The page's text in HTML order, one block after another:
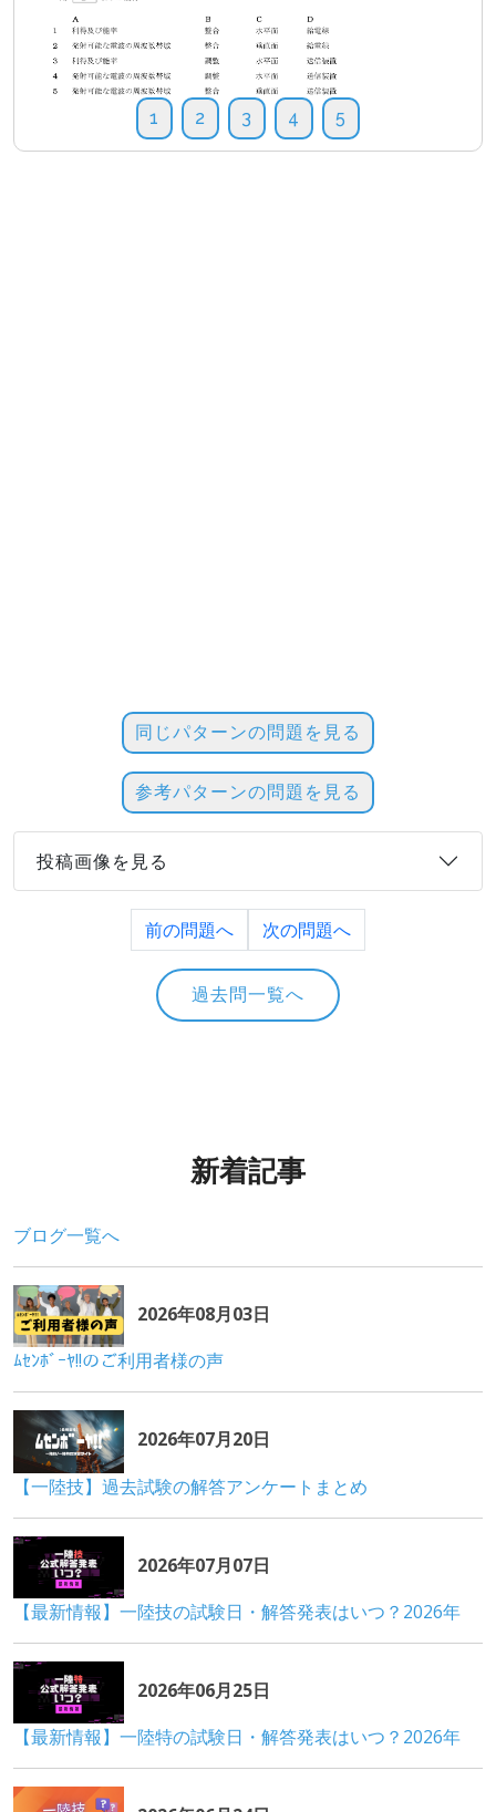
1 2 3 4 5
同じパターンの問題を見る
参考パターンの問題を見る
投稿画像を見る
前の問題へ 次の問題へ
過去問一覧へ